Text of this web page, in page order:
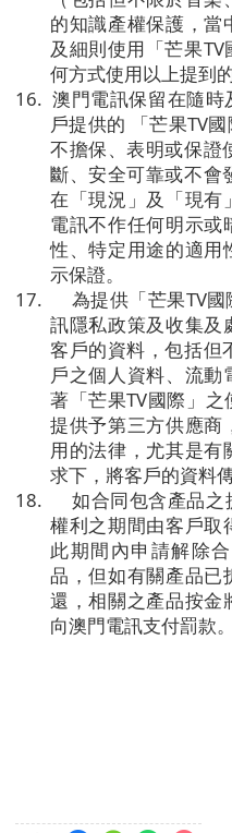
的知識產權保護，當
及細則使用「芒果TV
何方式使用以上提到
16. 澳門電訊保留在隨
戶提供的
「芒果TV國
不擔保、表明或保證
斷、安全可靠或不會
在「現況」及「現有
電訊不作任何明示或
性、特定用途的適用
示保證。
17.
為提供「芒果TV國
訊隱私政策及收集及
客戶的資料，包括但
戶之個人資料、流
著「芒果TV國際」之
提供予第三方供應商
用的法律，尤其是有
求下，將客戶的資料
18.
如合同包含產品
權利之期間由客戶取
此期間內申請解除
品，但如有關產品已
還，相關之產品按金
向澳門電訊支付罰款。